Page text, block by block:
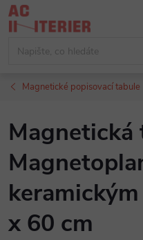
Přejít
na
Magnetické popisovací tabule
Magnetická
x 60 cm